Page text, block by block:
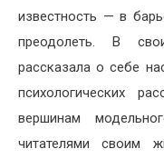
известность — в
преодолеть. В
рассказала о себе
психологических
вершинам
читателями своим